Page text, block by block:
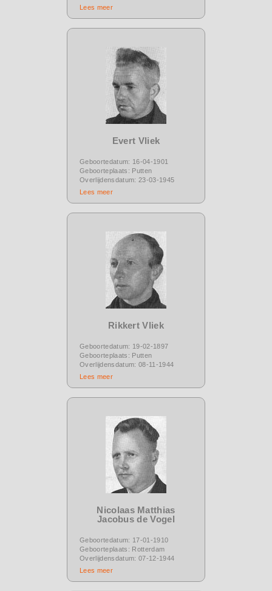
Lees meer
Evert Vliek
Geboortedatum: 16-04-1901
Geboorteplaats: Putten
Overlijdensdatum: 23-03-1945
Lees meer
Rikkert Vliek
Geboortedatum: 19-02-1897
Geboorteplaats: Putten
Overlijdensdatum: 08-11-1944
Lees meer
Nicolaas Matthias
Jacobus de Vogel
Geboortedatum: 17-01-1910
Geboorteplaats: Rotterdam
Overlijdensdatum: 07-12-1944
Lees meer